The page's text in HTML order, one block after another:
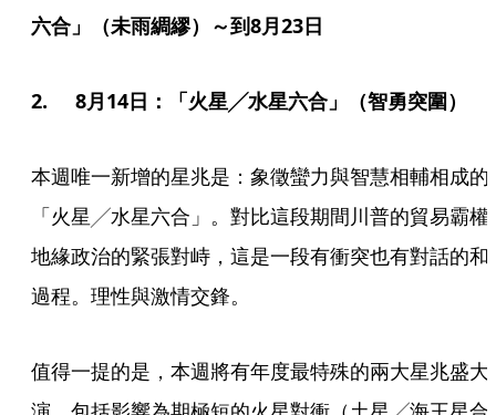
六合」（未雨綢繆）～到8月23日
2.	8月14日：「火星╱水星六合」（智勇突圍）
本週唯一新增的星兆是：象徵蠻力與智慧相輔相成的
「火星╱水星六合」。對比這段期間川普的貿易霸權
地緣政治的緊張對峙，這是一段有衝突也有對話的和
過程。理性與激情交鋒。
值得一提的是，本週將有年度最特殊的兩大星兆盛大